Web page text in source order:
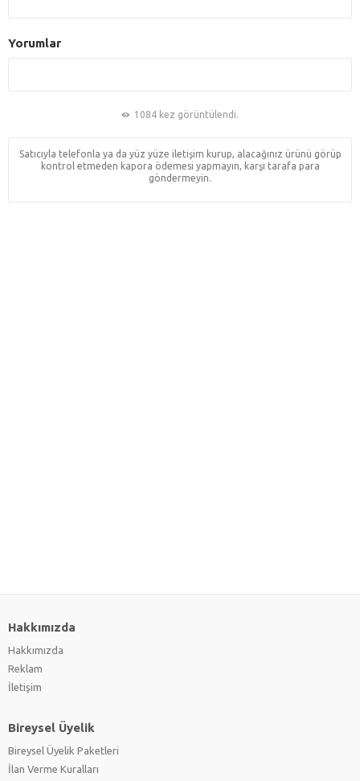
Yorumlar
1084 kez görüntülendi.
Satıcıyla telefonla ya da yüz yüze iletişim kurup, alacağınız ürünü görüp
kontrol etmeden kapora ödemesi yapmayın, karşı tarafa para
göndermeyin.
Hakkımızda
Hakkımızda
Reklam
İletişim
Bireysel Üyelik
Bireysel Üyelik Paketleri
İlan Verme Kuralları